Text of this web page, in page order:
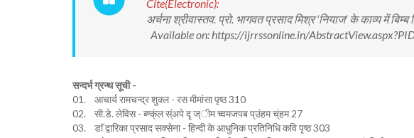
Cite(Electronic):
अर्चना श्रीवास्तव. प्रो. भागवत प्रसाद मिश्र ‘नियाज‘ के काव्य में
Available on: https://ijrrssonline.in/
सन्दर्भ ग्रन्थ सूची -
01. आचार्य रामचन्द्र शुक्ल - रस मीमांसा पृष्ठ 310
02. सी.डे. लेविस - ब्ण्क्ंल स्ंअपे दृ ज्ीम च्वमजपब प्उंहम च्ंहम 27
03. डाॅ द्वारिका प्रसाद सक्सेना - हिन्दी के आधुनिक प्रतिनिधि कवि पृष्ठ 303